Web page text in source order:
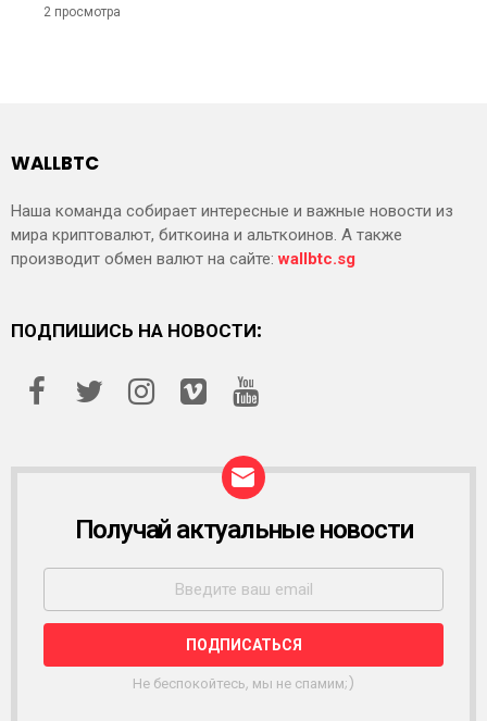
2 просмотра
WALLBTC
Наша команда собирает интересные и важные новости из
мира криптовалют, биткоина и альткоинов. А также
производит обмен валют на сайте:wallbtc.sg
ПОДПИШИСЬ НА НОВОСТИ:
С
Ы
Л
К
Получай актуальные новости
Не беспокойтесь, мы не спамим;)